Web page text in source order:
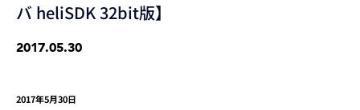
バ heliSDK 32bit版】
2017.05.30
2017年5月30日